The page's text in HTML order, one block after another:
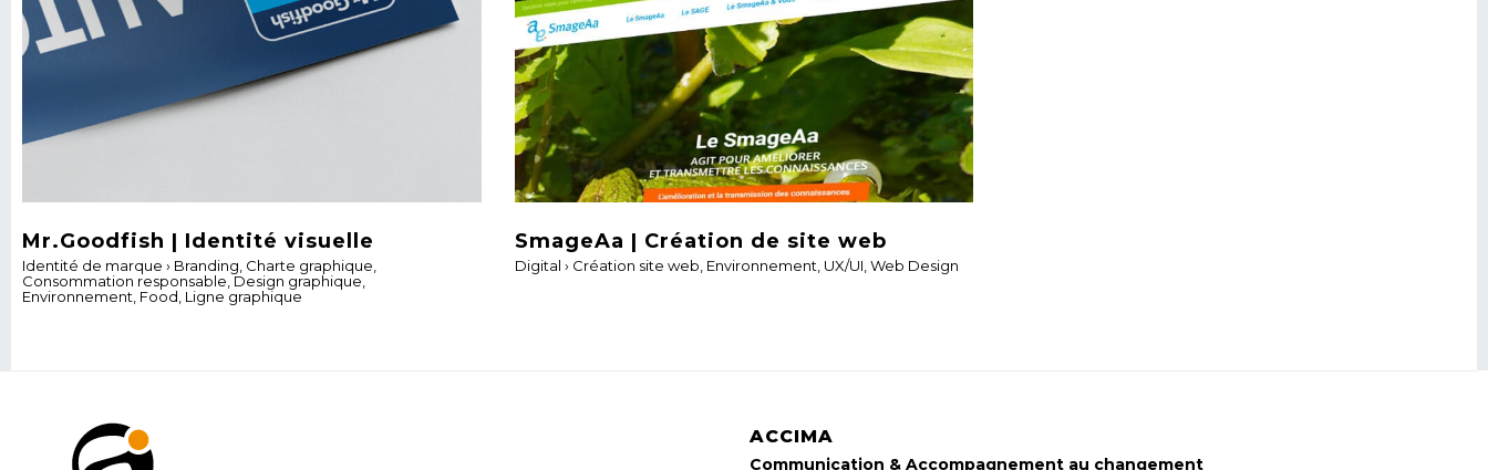
Mr.Goodfish | Identité visuelle
Identité de marque › Branding, Charte graphique,
Consommation responsable, Design graphique,
Environnement, Food, Ligne graphique
SmageAa | Création de site web
Digital › Création site web, Environnement, UX/UI,Web Design
ACCIMA
Communication & Accompagnement au changement